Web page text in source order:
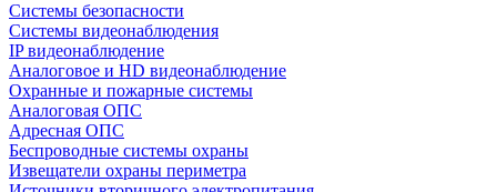
Системы безопасности
Системы видеонаблюдения
IP видеонаблюдение
Аналоговое и HD видеонаблюдение
Охранные и пожарные системы
Аналоговая ОПС
Адресная ОПС
Беспроводные системы охраны
Извещатели охраны периметра